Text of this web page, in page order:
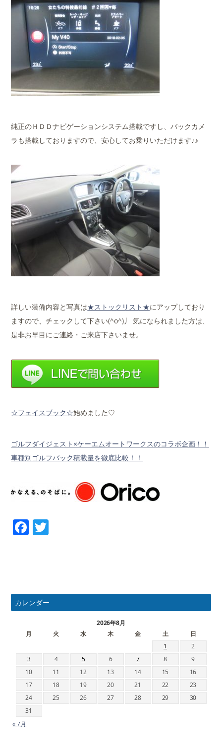
純正のＨＤＤナビゲーションシステム搭載ですし、バックカメ
ラも搭載しておりますので、安心してお乗りいただけます♪♪
詳しい装備内容と写真は★ストックリスト★にアップしており
ますので、チェックして下さい(^o^)丿 気になられました方は、
是非お早目にご連絡・ご来店下さいませ。
☆フェイスブック☆始めました♡
ゴルフダイジェスト×ケーエムオートワークスのコラボ企画！！
車種別ゴルフバック積載量を徹底比較！！
Facebook
カレンダー
2026年8月
月
火 水 木 金 土
日
1
2
3
4 5 6 7 8
9
10
11 12 13 14 15
16
17
18 19 20 21 22
23
24
25 26 27 28 29
30
31
« 7月